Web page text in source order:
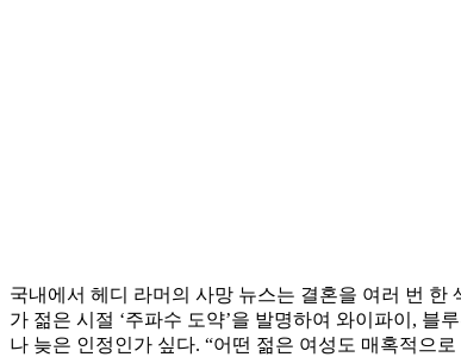
국내에서 헤디 라머의 사망 뉴스는 결혼을 여러 번 한
가 젊은 시절 ‘주파수 도약’을 발명하여 와이파이, 블
나 늦은 인정인가 싶다. “어떤 젊은 여성도 매혹적으